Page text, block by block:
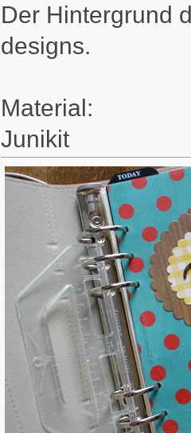
Der Hintergrund
designs.
Material:
Junikit